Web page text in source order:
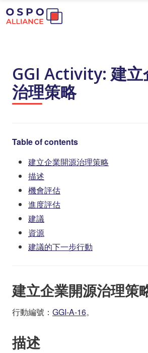
GGI Activity: 建立
治理策略
Table of contents
建立企業開源治理策略
描述
機會評估
進度評估
建議
資源
建議的下一步行動
建立企業開源治理策
行動編號： GGI-A-16。
描述